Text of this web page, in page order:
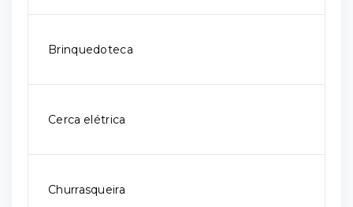
Brinquedoteca
Cerca elétrica
Churrasqueira